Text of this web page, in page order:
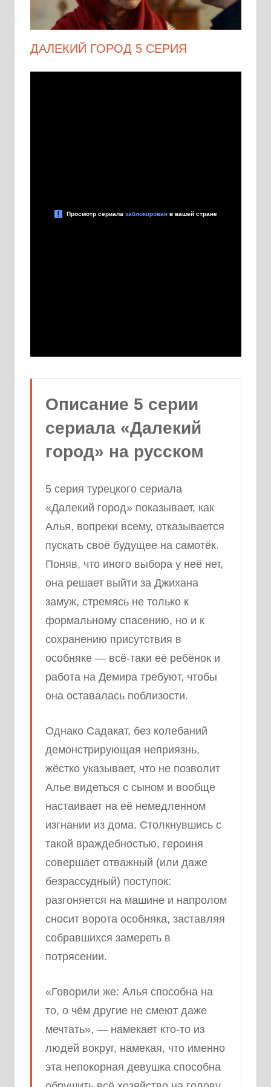
ДАЛЕКИЙ ГОРОД 5 СЕРИЯ
Описание 5 серии
сериала «Далекий
город» на русском
5 серия турецкого сериала
«Далекий город» показывает, как
Алья, вопреки всему, отказывается
пускать своё будущее на самотёк.
Поняв, что иного выбора у неё нет,
она решает выйти за Джихана
замуж, стремясь не только к
формальному спасению, но и к
сохранению присутствия в
особняке — всё-таки её ребёнок и
работа на Демира требуют, чтобы
она оставалась поблизости.
Однако Садакат, без колебаний
демонстрирующая неприязнь,
жёстко указывает, что не позволит
Алье видеться с сыном и вообще
настаивает на её немедленном
изгнании из дома. Столкнувшись с
такой враждебностью, героиня
совершает отважный (или даже
безрассудный) поступок:
разгоняется на машине и напролом
сносит ворота особняка, заставляя
собравшихся замереть в
потрясении.
«Говорили же: Алья способна на
то, о чём другие не смеют даже
мечтать», — намекает кто-то из
людей вокруг, намекая, что именно
эта непокорная девушка способна